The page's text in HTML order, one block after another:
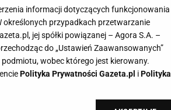
informacji dotyczących funkcjonowania
określonych przypadkach przetwarzanie
jej spółki powiązanej – Agora S.A. –
do „Ustawień Zaawansowanych”
wobec którego jest kierowany.
Polityka Prywatności Gazeta.pl iPolityka